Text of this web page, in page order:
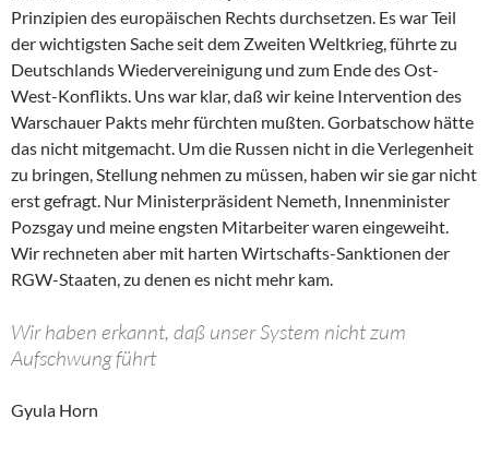
Prinzipien des europäischen Rechts durchsetzen. Es war Teil
der wichtigsten Sache seit dem Zweiten Weltkrieg, führte zu
Deutschlands Wiedervereinigung und zum Ende des Ost-
West-Konflikts. Uns war klar, daß wir keine Intervention des
Warschauer Pakts mehr fürchten mußten. Gorbatschow hätte
das nicht mitgemacht. Um die Russen nicht in die Verlegenheit
zu bringen, Stellung nehmen zu müssen, haben wir sie gar nicht
erst gefragt. Nur Ministerpräsident Nemeth, Innenminister
Pozsgay und meine engsten Mitarbeiter waren eingeweiht.
Wir rechneten aber mit harten Wirtschafts-Sanktionen der
RGW-Staaten, zu denen es nicht mehr kam.
Wir haben erkannt, daß unser System nicht zum
Aufschwung führt
Gyula Horn